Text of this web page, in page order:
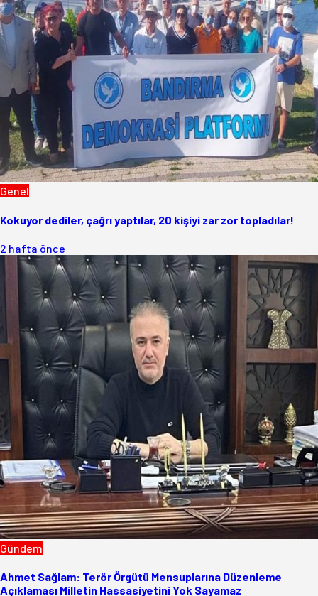
Genel
Kokuyor dediler, çağrı yaptılar, 20 kişiyi zar zor topladılar!
2 hafta önce
Gündem
Ahmet Sağlam: Terör Örgütü Mensuplarına Düzenleme
Açıklaması Milletin Hassasiyetini Yok Sayamaz